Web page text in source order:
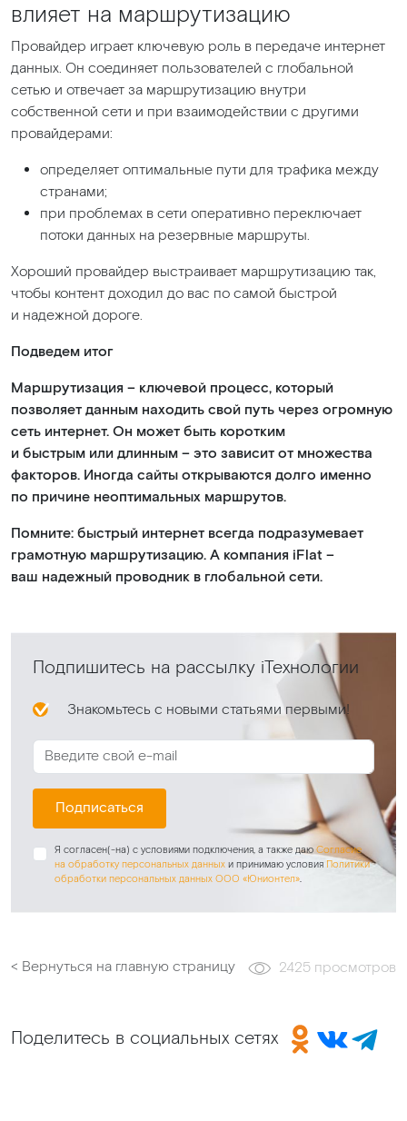
влияет на маршрутизацию
Провайдер играет ключевую роль в передаче интернет
данных. Он соединяет пользователей с глобальной
сетью и отвечает за маршрутизацию внутри
собственной сети и при взаимодействии с другими
провайдерами:
определяет оптимальные пути для трафика между
странами;
при проблемах в сети оперативно переключает
потоки данных на резервные маршруты.
Хороший провайдер выстраивает маршрутизацию так,
чтобы контент доходил до вас по самой быстрой
и надежной дороге.
Подведем итог
Маршрутизация – ключевой процесс, который
позволяет данным находить свой путь через огромную
сеть интернет. Он может быть коротким
и быстрым или длинным – это зависит от множества
факторов. Иногда сайты открываются долго именно
по причине неоптимальных маршрутов.
Помните: быстрый интернет всегда подразумевает
грамотную маршрутизацию. А компания iFlat –
ваш надежный проводник в глобальной сети.
Подпишитесь на рассылку iТехнологии
Знакомьтесь с новыми статьями первыми!
Подписаться
Я согласен(-на) с условиями подключения, а также даю Согласие
на обработку персональных данных и принимаю условия Политики
обработки персональных данных ООО «Юнионтел».
< Вернуться на главную страницу 2425 просмотров
Поделитесь в социальных сетях